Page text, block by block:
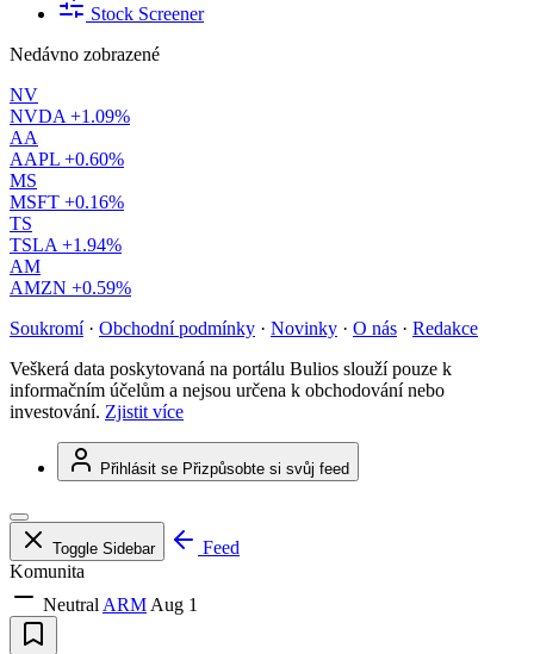
Stock Screener
Nedávno zobrazené
NV
NVDA +1.09%
AA
AAPL +0.60%
MS
MSFT +0.16%
TS
TSLA +1.94%
AM
AMZN +0.59%
Soukromí · Obchodní podmínky · Novinky · O nás · Redakce
Veškerá data poskytovaná na portálu Bulios slouží pouze k
informačním účelům a nejsou určena k obchodování nebo
investování. Zjistit více
Přihlásit se Přizpůsobte si svůj feed
Toggle Sidebar
Feed
Komunita
Neutral ARM Aug 1